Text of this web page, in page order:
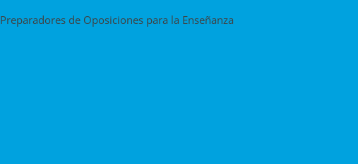
Preparadores de Oposiciones para la Enseñanza